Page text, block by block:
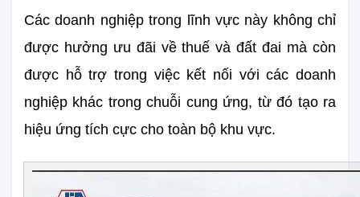
Các doanh nghiệp trong lĩnh vực này không chỉ
được hưởng ưu đãi về thuế và đất đai mà còn
được hỗ trợ trong việc kết nối với các doanh
nghiệp khác trong chuỗi cung ứng, từ đó tạo ra
hiệu ứng tích cực cho toàn bộ khu vực.